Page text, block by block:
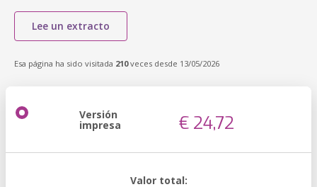
Lee un extracto
Esa página ha sido visitada 210veces desde 13/05/2026
Versión
impresa € 24,72
Valor total: